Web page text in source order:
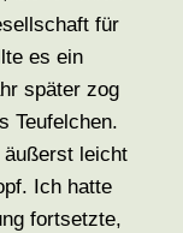
für
es ein
später zog
Teufelchen.
äußerst leicht
Ich hatte
fortsetzte,